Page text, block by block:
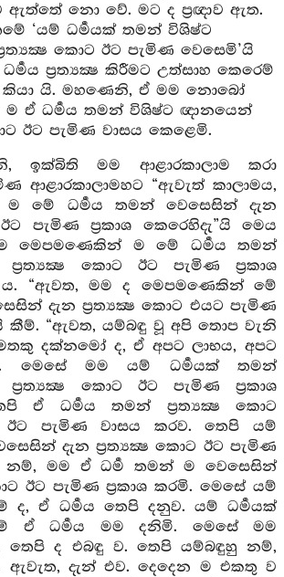
ඇත්තේ නො වේ. මට ද ප්‍රඥාව ඇත.
‘යම් ධර්‍මයක් තමන් විශිෂ්ට
කොට ඊට පැමිණ වෙසෙමි’යි
ප්‍රත්‍යක්‍ෂ කිරීමට උත්සාහ කෙරෙම්
කියා යි. මහණෙනි, ඒ මම නොබෝ
ඒ ධර්‍මය තමන් විශිෂ්ට ඥානයෙන්
ඊට පැමිණ වාසය කෙළෙමි.
ඉක්බිති මම ආළාරකාලාම කරා
ආළාරකාලාමහට “ඇවැත් කාලාමය,
මේ ධර්‍මය තමන් වෙසෙසින් දැන
පැමිණ ප්‍රකාශ කෙරෙහිදැ”යි මෙය
මෙපමණෙකින් ම මේ ධර්‍මය තමන්
කොට ඊට පැමිණ ප්‍රකාශ
“ඇවත, මම ද මෙපමණෙකින් මේ
දැන ප්‍රත්‍යක්‍ෂ කොට එයට පැමිණ
කීම්. “ඇවත, යම්බඳු වූ අපි තොප වැනි
දක්නමෝ ද, ඒ අපට ලාභය, අපට
මෙසේ මම යම් ධර්‍මයක් තමන්
කොට ඊට පැමිණ ප්‍රකාශ
ඒ ධර්‍මය තමන් ප්‍රත්‍යක්‍ෂ කොට
ඊට පැමිණ වාසය කරව. තෙපි යම්
දැන ප්‍රත්‍යක්‍ෂ කොට ඊට පැමිණ
නම්, මම ඒ ධර්‍ම තමන් ම වෙසෙසින්
ඊට පැමිණ ප්‍රකාශ කරමි. මෙසේ යම්
ද, ඒ ධර්‍මය තෙපි දනුව. යම් ධර්‍මයක්
ඒ ධර්‍මය මම දනිමි. මෙසේ මම
තෙපි ද එබඳු ව. තෙපි යම්බඳුහු නම්,
ඇවැත, දැන් එව. දෙදෙන ම එකතු ව